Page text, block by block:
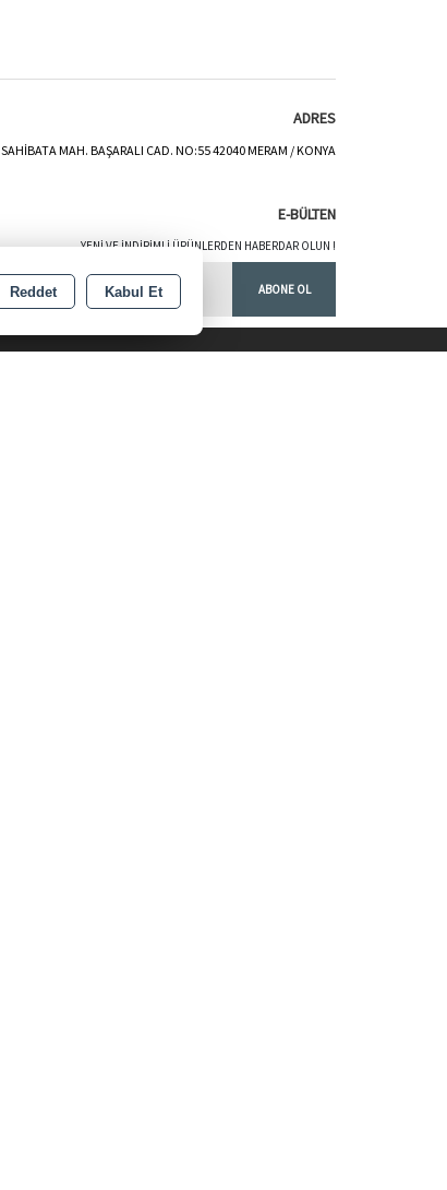
ADRES
SAHİBATA MAH. BAŞARALI CAD. NO:55 42040 MERAM / KONYA
E-BÜLTEN
YENI VE INDIRIMLI ÜRÜNLERDEN HABERDAR OLUN !
ABONE OL
Reddet Kabul Et